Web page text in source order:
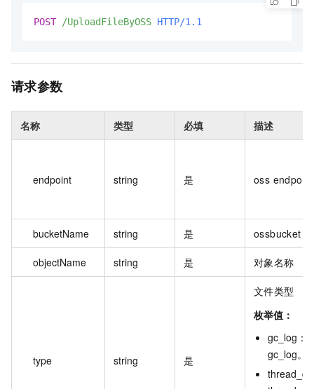
POST /UploadFileByOSS HTTP/1.1
请求参数
名称 类型 必填 描述
endpoint string 是 oss endpoint
bucketName string 是 ossbucket
objectName string 是 对象名称
type string 是
文件类型
枚举值：
gc_log ：
gc_log。